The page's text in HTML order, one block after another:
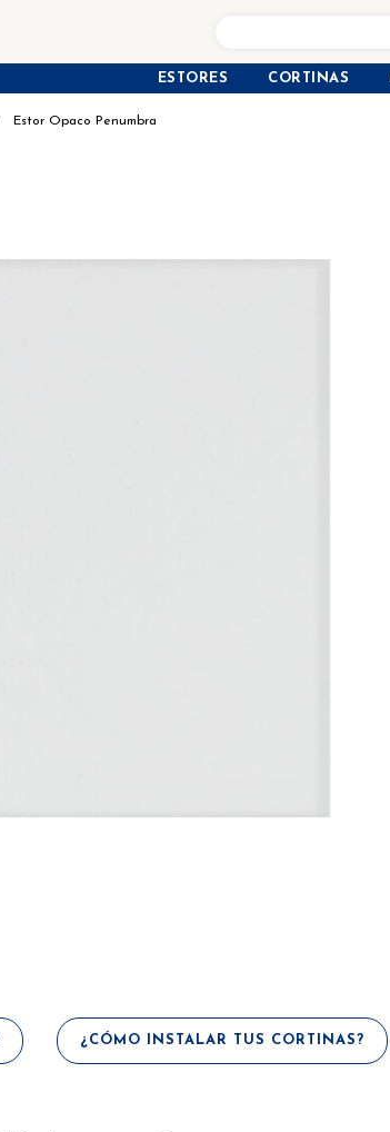
ESTORES CORTINAS
Estor Opaco Penumbra
¿CÓMO INSTALAR TUS CORTINAS?